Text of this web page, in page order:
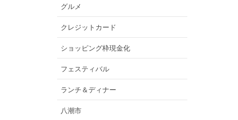
グルメ
クレジットカード
ショッピング枠現金化
フェスティバル
ランチ＆ディナー
八潮市